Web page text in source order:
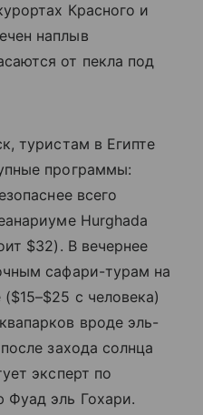
Красного и
наплыв
от пекла под
туристам в Египте
программы:
всего
Hurghada
$32). В вечернее
сафари-турам на
с человека)
вроде эль-
захода солнца
эксперт по
Фуад эль Гохари.